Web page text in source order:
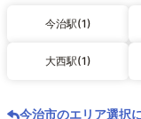
今治駅(1)
大西駅(1)
今治市のエリア選択